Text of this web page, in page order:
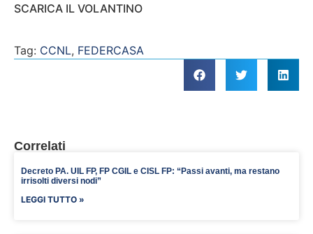
SCARICA IL VOLANTINO
Tag: CCNL, FEDERCASA
Correlati
Decreto PA. UIL FP, FP CGIL e CISL FP: “Passi avanti, ma restano
irrisolti diversi nodi”
LEGGI TUTTO »